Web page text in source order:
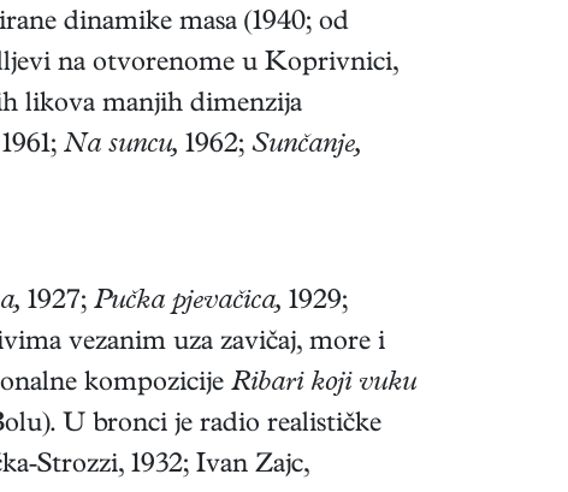
dinamike masa (1940; od
na otvorenome u Koprivnici,
likova manjih dimenzija
1961; Na suncu, 1962; Sunčanje,
1927; Pučka pjevačica, 1929;
vezanim uza zavičaj, more i
kompozicije Ribari koji vuku
U bronci je radio realističke
Strozzi, 1932; Ivan Zajc,